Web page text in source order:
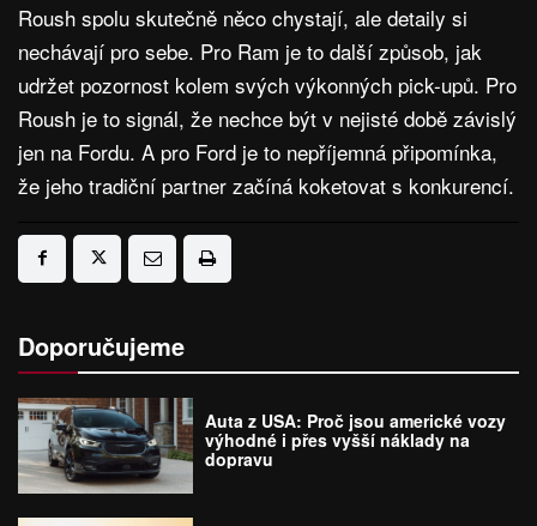
Roush spolu skutečně něco chystají, ale detaily si
nechávají pro sebe. Pro Ram je to další způsob, jak
udržet pozornost kolem svých výkonných pick-upů. Pro
Roush je to signál, že nechce být v nejisté době závislý
jen na Fordu. A pro Ford je to nepříjemná připomínka,
že jeho tradiční partner začíná koketovat s konkurencí.
Doporučujeme
Auta z USA: Proč jsou americké vozy
výhodné i přes vyšší náklady na
dopravu